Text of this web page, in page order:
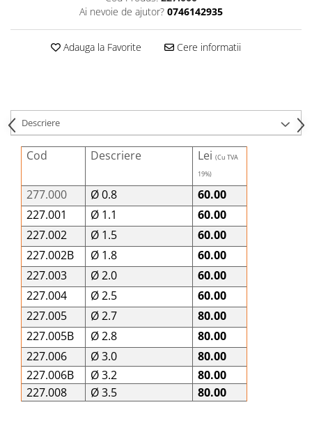
Șuruburi Canulate
Șuruburi Corticale
Șuruburi Locking
Suruburi Canulate Herbert
Suruburi Corticale
Suruburi Spongie
Ai nevoie de ajutor? 0746142935
Adauga la Favorite Cere informatii
Descriere
Cod Descriere Lei(Cu TVA
19%)
277.000 Ø 0.8
60.00
227.001
Ø 1.1
60.00
227.002
Ø 1.5
60.00
227.002B
Ø 1.8
60.00
227.003
Ø 2.0
60.00
227.004
Ø 2.5
60.00
227.005
Ø 2.7
80.00
227.005B
Ø 2.8
80.00
227.006
Ø 3.0
80.00
227.006B
Ø 3.2
80.00
227.008
Ø 3.5 80.00